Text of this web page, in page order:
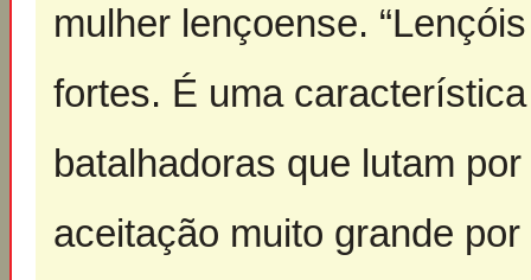
mulher lençoense.
fortes. É uma
batalhadoras que lutam
aceitação muito grande